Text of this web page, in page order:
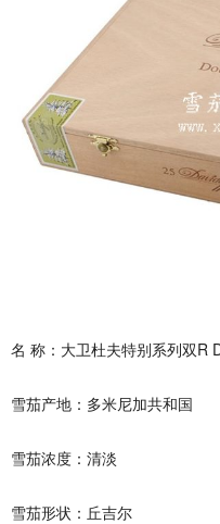
名 称：大卫杜夫特别系列双R
雪茄产地：多米尼加共和国
雪茄浓度：清淡
雪茄形状：丘吉尔